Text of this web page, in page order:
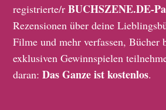
registrierte/rBUCHSZENE.DE-
Rezensionen über deine
Filme und mehr verfassen, Bücher
exklusiven Gewinnspielen
daran:Das Ganze ist kostenlos.